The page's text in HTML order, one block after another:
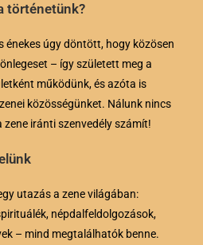
történetünk?
énekes úgy döntött, hogy közösen
– így született meg a
működünk, és azóta is
közösségünket. Nálunk nincs
iránti szenvedély számít!
utazás a zene világában:
népdalfeldolgozások,
– mind megtalálhatók benne.